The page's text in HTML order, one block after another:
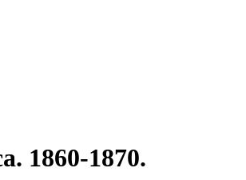
1860-1870.